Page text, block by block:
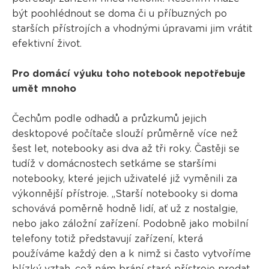
být poohlédnout se doma či u příbuzných po
starších přístrojích a vhodnými úpravami jim vrátit
efektivní život.
Pro domácí výuku toho notebook nepotřebuje
umět mnoho
Čechům podle odhadů a průzkumů jejich
desktopové počítače slouží průměrně více než
šest let, notebooky asi dva až tři roky. Častěji se
tudíž v domácnostech setkáme se staršími
notebooky, které jejich uživatelé již vyměnili za
výkonnější přístroje. „Starší notebooky si doma
schovává poměrně hodně lidí, ať už z nostalgie,
nebo jako záložní zařízení. Podobně jako mobilní
telefony totiž představují zařízení, která
používáme každý den a k nimž si často vytvoříme